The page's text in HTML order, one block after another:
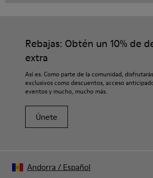
Rebajas: Obtén un 10% de
extra
Así es. Como parte de la comunidad,
exclusivos como descuentos, acceso
eventos y mucho, mucho más.
Únete
Andorra / Español